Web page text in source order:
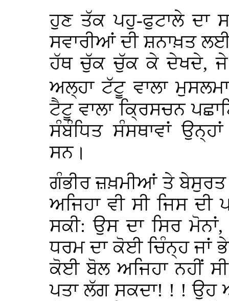
ਹੁਣ ਤੱਕ ਪਹੁ-ਫੁਟਾਲੇ ਦਾ
ਸਵਾਰੀਆਂ ਦੀ ਸ਼ਨਾਖ਼ਤ
ਹੱਥ ਚੁੱਕ ਚੁੱਕ ਕੇ ਦੇਖਦੇ, ਜੇ
ਅਲ੍ਹਾ ਟੱਟੂ ਵਾਲਾ
ਟੈਟੂ ਵਾਲਾ ਕ੍ਰਿਸਚਨ
ਸੰਬੰਧਿਤ ਸੰਸਥਾਵਾਂ
ਸਨ।
ਗੰਭੀਰ ਜ਼ਖ਼ਮੀਆਂ ਤੇ
ਅਜਿਹਾ ਵੀ ਸੀ ਜਿਸ ਦੀ
ਸਕੀ: ਉਸ ਦਾ ਸਿਰ
ਧਰਮ ਦਾ ਕੋਈ ਚਿੰਨ੍ਹ ਜਾਂ
ਕੋਈ ਬੋਲ ਅਜਿਹਾ ਨਹੀਂ
ਪਤਾ ਲੱਗ ਸਕਦਾ! ! !